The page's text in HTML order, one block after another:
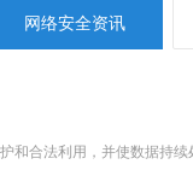
网络安全资讯
合法利用，并使数据持